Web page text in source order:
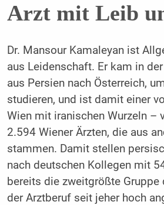
Arzt mit Leib
Dr. Mansour Kamaleyan ist
aus Leidenschaft. Er kam in
aus Persien nach Österreich,
studieren, und ist damit einer
Wien mit iranischen Wurzeln –
2.594 Wiener Ärzten, die aus
stammen. Damit stellen
nach deutschen Kollegen mit
bereits die zweitgrößte Gruppe
der Arztberuf seit jeher hoch